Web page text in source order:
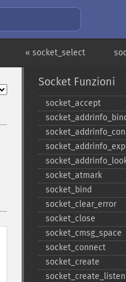
« socket_select
Socket Funzioni
socket_​accept
socket_​atmark
socket_​bind
socket_​clear_​error
socket_​close
socket_​cmsg_​space
socket_​connect
socket_​create
socket_​create_​listen